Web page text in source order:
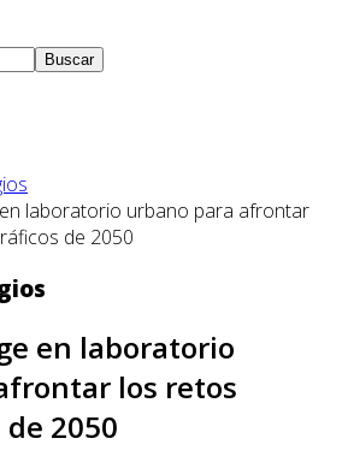
Buscar
laboratorio urbano para afrontar
de 2050
en laboratorio
los retos
2050